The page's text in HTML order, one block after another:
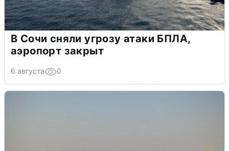
В Сочи сняли угрозу атаки БПЛА,
аэропорт закрыт
6 августа 0